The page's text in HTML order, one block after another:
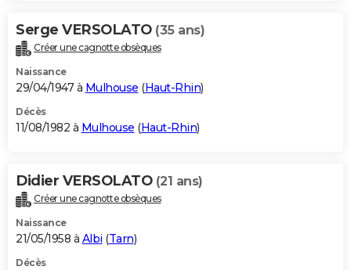
Serge VERSOLATO (35 ans)
Créer une cagnotte obsèques
Naissance
29/04/1947 à Mulhouse (Haut-Rhin)
Décès
11/08/1982 à Mulhouse (Haut-Rhin)
Didier VERSOLATO (21 ans)
Créer une cagnotte obsèques
Naissance
21/05/1958 à Albi (Tarn)
Décès